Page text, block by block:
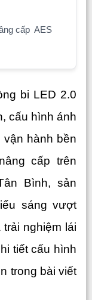
cấp AES
bi LED 2.0
cấu hình ánh
hành bền
cấp trên
Bình, sản
sáng vượt
nghiệm lái
tiết cấu hình
trong bài viết